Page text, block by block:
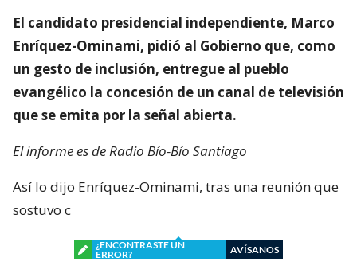
El candidato presidencial independiente, Marco
Enríquez-Ominami, pidió al Gobierno que, como
un gesto de inclusión, entregue al pueblo
evangélico la concesión de un canal de televisión
que se emita por la señal abierta.
El informe es de Radio Bío-Bío Santiago
Así lo dijo Enríquez-Ominami, tras una reunión que
sostuvo c
¿ENCONTRASTE UN
ERROR?
AVÍSANOS